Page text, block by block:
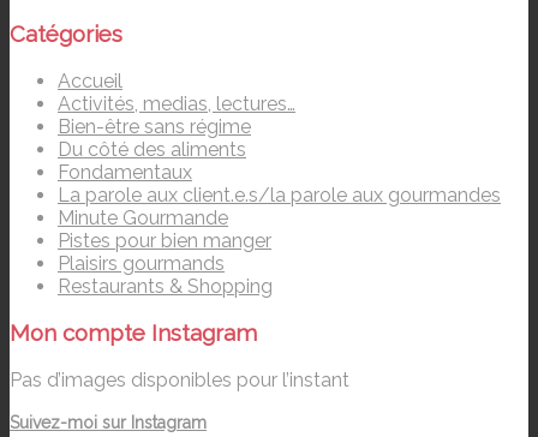
Catégories
Accueil
Activités, medias, lectures…
Bien-être sans régime
Du côté des aliments
Fondamentaux
La parole aux client.e.s/la parole aux gourmandes
Minute Gourmande
Pistes pour bien manger
Plaisirs gourmands
Restaurants & Shopping
Mon compte Instagram
Pas d’images disponibles pour l’instant
Suivez-moi sur Instagram